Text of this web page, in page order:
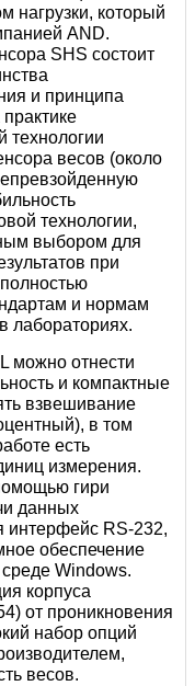
нагрузки, который
AND.
SHS состоит
и принципа
технологии
весов (около
технологии,
выбором для
при
и нормам
лабораториях.
можно отнести
и компактные
взвешивание
в том
есть
измерения.
гири
данных
интерфейс RS-232,
обеспечение
Windows.
корпуса
от проникновения
набор опций
весов.